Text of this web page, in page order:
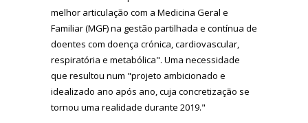
melhor articulação com a Medicina Geral e
Familiar (MGF) na gestão partilhada e contínua de
doentes com doença crónica, cardiovascular,
respiratória e metabólica". Uma necessidade
que resultou num "projeto ambicionado e
idealizado ano após ano, cuja concretização se
tornou uma realidade durante 2019."